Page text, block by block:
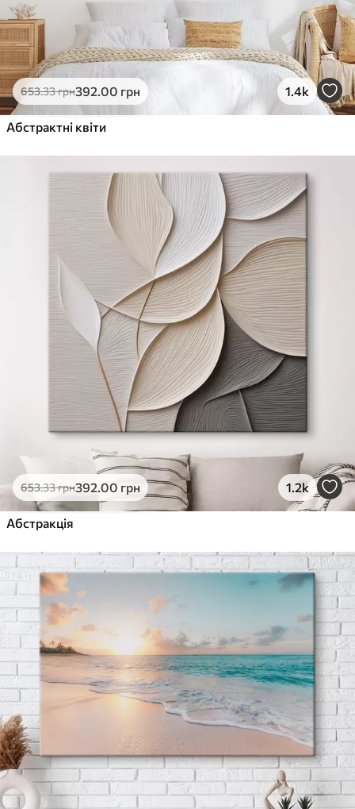
653.33грн392.00 грн 1.4k
Абстрактні квіти
653.33грн392.00 грн 1.2k
Абстракція